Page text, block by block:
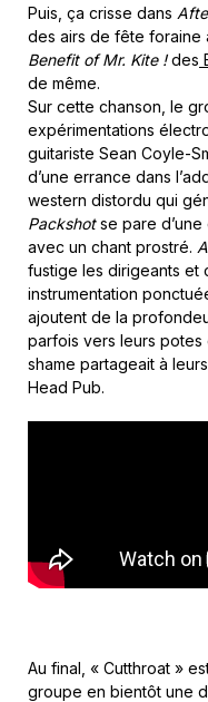
Puis, ça crisse dans
des airs de fête foraine
Benefit of Mr. Kite !des
de même.
Sur cette chanson, le
expérimentations
guitariste Sean Coyle-
d’une errance dans
western distordu qui
Packshotse pare
avec un chant prostré.
fustige les dirigeants et
instrumentation
ajoutent de la
parfois vers leurs potes
shame partageait à
Head Pub.
Au final, « Cutthroat »
groupe en bientôt une